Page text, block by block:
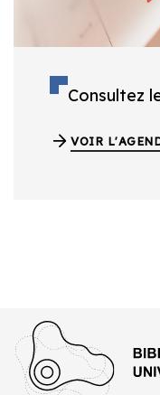
Consultez
VOIR